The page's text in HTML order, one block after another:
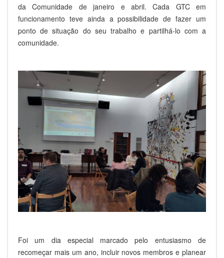
da Comunidade de janeiro e abril. Cada GTC em
funcionamento teve ainda a possibilidade de fazer um
ponto de situação do seu trabalho e partilhá-lo com a
comunidade.
Foi um dia especial marcado pelo entusiasmo de
recomeçar mais um ano, incluir novos membros e planear